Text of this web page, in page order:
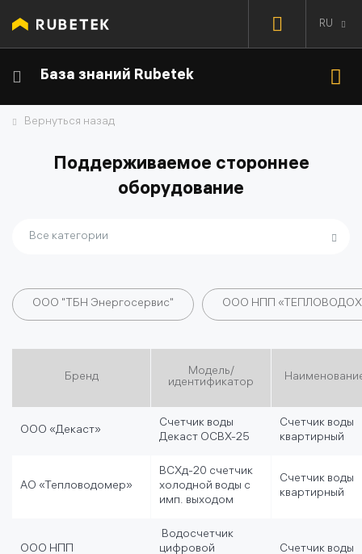
RU
База знаний Rubetek
Вернуться назад
Поддерживаемое стороннее
оборудование
Все категории
ООО "ТБН Энергосервис" ООО НПП
Бренд
Модель/
идентификатор
ООО «Декаст»
Счетчик воды
Декаст ОСВХ-25
Счетчик воды
квартирный
АО «Тепловодомер»
ВСХд-20 счетчик
холодной воды с
имп. выходом
Счетчик воды
квартирный
ООО НПП
Водосчетчик
цифровой
Счетчик воды